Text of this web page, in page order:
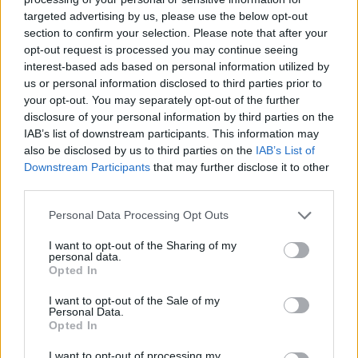
targeted advertising by us, please use the below opt-out
section to confirm your selection. Please note that after your
opt-out request is processed you may continue seeing
interest-based ads based on personal information utilized by
us or personal information disclosed to third parties prior to
your opt-out. You may separately opt-out of the further
disclosure of your personal information by third parties on the
IAB’s list of downstream participants. This information may
also be disclosed by us to third parties on the IAB’s List of
Downstream Participants that may further disclose it to other
Please note that this website/app uses one or more Google
not limited to your visit or usage behaviour. You may click to
grant or deny consent to Google and its third-party tags to
use your data for below specified purposes in below Google
consent section.
Personal Data Processing Opt Outs
I want to opt-out of the Sharing of my
personal data.
Opted In
I want to opt-out of the Sale of my
Personal Data.
Opted In
I want to opt-out of processing my
plasztikai sebészek óvatosan távolítják el a
felesleges bőrt és zsírt, így minimalizálva a
hegek kialakulását. Ez az eljárás különösen jól
összehangolható más kezelésekkel, miközben
visszaállítja a bőr rugalmasságát.
A beavatkozás előnyei
A szemhéjplasztika esztétikai, de akár
egészségügyi előnyökkel is járhat. Nem ritka,
hogy a lógó szemhéjak akadályozzák a látást,
ami mindennapi nehézségeket okozhat. Ilyen
javítja, hanem megkönnyíti a mindennapi életet